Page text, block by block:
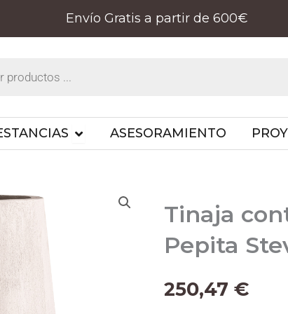
Envío Gratis a partir de 600€
OPEN ESTANCIAS
ASESORAMIENTO
Tinaja
Pepita
250,47 €